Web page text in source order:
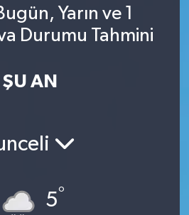
Yarın ve 1
Durumu Tahmini
ŞU AN
5°
ve Fikstür